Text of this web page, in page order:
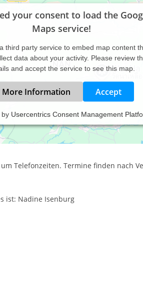
your consent to load the
Maps service!
third party service to embed map content
data about your activity. Please review
and accept the service to see this map.
More Information Accept
by Usercentrics Consent Management
mobile Tierheilpraxis.
Telefonzeiten. Termine finden nach
ist: Nadine Isenburg